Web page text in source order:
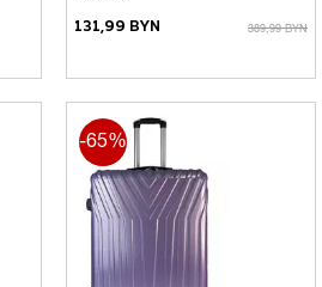
131,99 BYN 389,99 BYN
-65%